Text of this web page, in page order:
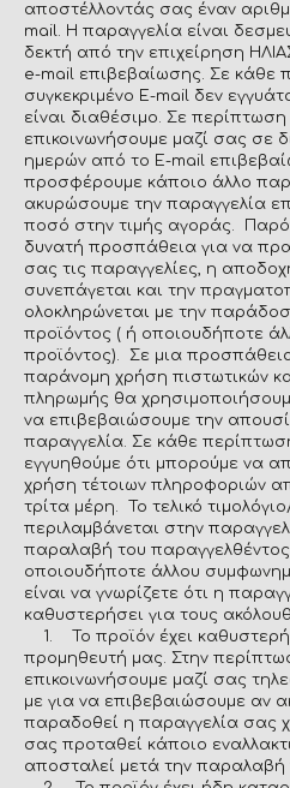
αποστέλλοντάς σας έναν
mail. Η παραγγελία είναι
δεκτή από την επιχείρηση
e-mail επιβεβαίωσης. Σε κάθε
συγκεκριμένο E-mail δεν
είναι διαθέσιμο. Σε
επικοινωνήσουμε μαζί σας σε
ημερών από το E-mail
προσφέρουμε κάποιο άλλο
ακυρώσουμε την παραγγελία
ποσό στην τιμής αγοράς.
δυνατή προσπάθεια για να
σας τις παραγγελίες, η
συνεπάγεται και την
ολοκληρώνεται με την
προϊόντος ( ή οποιουδήποτε
προϊόντος). Σε μια
παράνομη χρήση πιστωτικών
πληρωμής θα
να επιβεβαιώσουμε την
παραγγελία. Σε κάθε
εγγυηθούμε ότι μπορούμε να
χρήση τέτοιων πληροφοριών
τρίτα μέρη. Το τελικό
περιλαμβάνεται στην
παραλαβή του
οποιουδήποτε άλλου
είναι να γνωρίζετε ότι η
καθυστερήσει για τους
1. Το προϊόν έχει
προμηθευτή μας. Στην
επικοινωνήσουμε μαζί σας
με για να επιβεβαιώσουμε αν
παραδοθεί η παραγγελία σας
σας προταθεί κάποιο
αποσταλεί μετά την παραλαβή